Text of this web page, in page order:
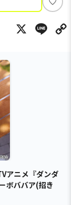
い
ね
X
アニメ『ダンダ
ボババア(招き